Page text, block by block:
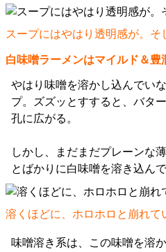
スープにはやはり透明感が。そ
白味噌ラーメンはマイルド＆豊
やはり味噌を溶かし込んでい
プ。ズズッとすすると、バタ
孔に広がる。
しかし、まだまだプレーンな
とばかりに白味噌を溶き込んで
溶くほどに、ホロホロと崩れて
味噌溶き系は、この味噌を溶